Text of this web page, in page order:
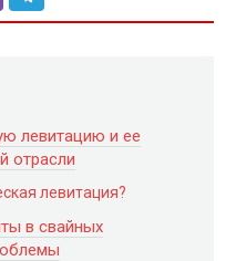
левитацию и ее
отрасли
левитация?
в свайных